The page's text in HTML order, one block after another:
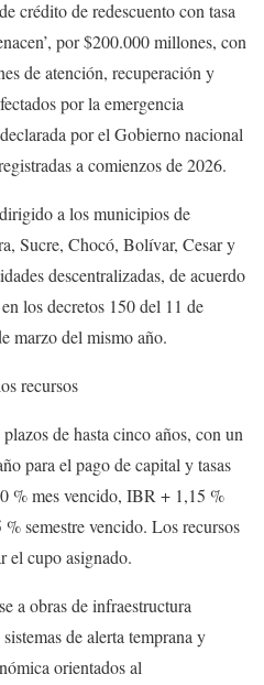
crédito de redescuento con tasa
, por$200.000 millones, con
de atención, recuperación y
por la emergencia
por el Gobierno nacional
a comienzos de 2026.
a los municipios de
Sucre, Chocó, Bolívar, Cesar y
descentralizadas, de acuerdo
los decretos 150 del 11 de
marzo del mismo año.
recursos
de hasta cinco años, con un
para el pago de capital y tasas
% mes vencido, IBR + 1,15 %
semestre vencido. Los recursos
el cupo asignado.
a obras de infraestructura
de alerta temprana y
orientados al